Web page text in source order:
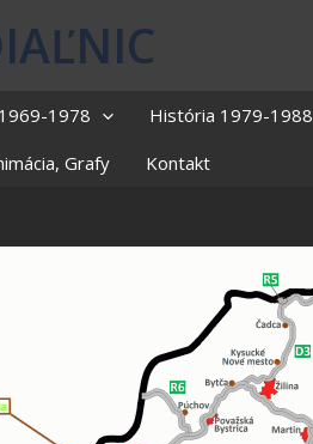
1978 História 1979-1988
Grafy Kontakt